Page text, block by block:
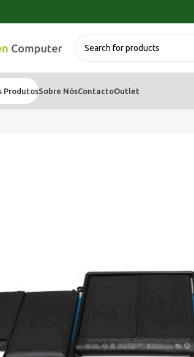
ProdutosSobre NósContactoOutlet